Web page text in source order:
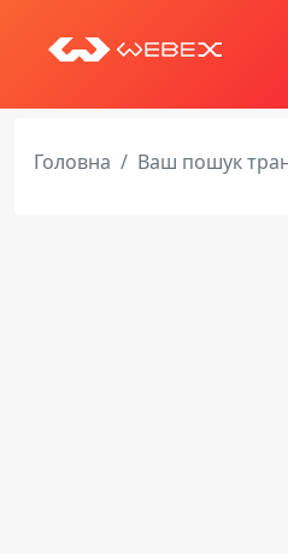
Головна Ваш пошук